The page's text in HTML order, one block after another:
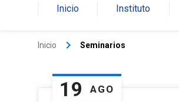
Inicio Instituto
Inicio keyboard_arrow_right Seminarios
19 AGO